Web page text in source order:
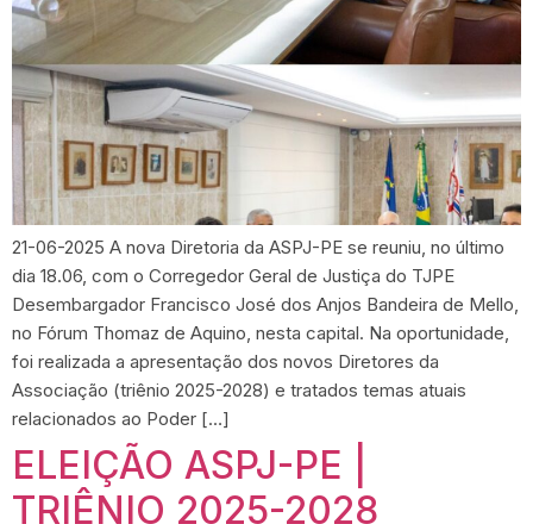
21-06-2025 A nova Diretoria da ASPJ-PE se reuniu, no último
dia 18.06, com o Corregedor Geral de Justiça do TJPE
Desembargador Francisco José dos Anjos Bandeira de Mello,
no Fórum Thomaz de Aquino, nesta capital. Na oportunidade,
foi realizada a apresentação dos novos Diretores da
Associação (triênio 2025-2028) e tratados temas atuais
relacionados ao Poder […]
ELEIÇÃO ASPJ-PE |
TRIÊNIO 2025-2028